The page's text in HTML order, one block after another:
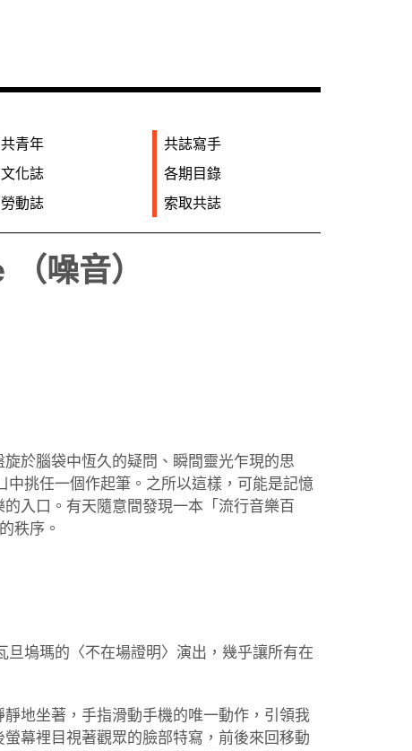
共青年
文化誌
勞動誌
共誌寫手
各期目錄
索取共誌
噪音）
於腦袋中恆久的疑問、瞬間靈光乍現的思
挑任一個作起筆。之所以這樣，可能是記憶
入口。有天隨意間發現一本「流行音樂百
秩序。
塢瑪的〈不在場證明〉演出，幾乎讓所有在
地坐著，手指滑動手機的唯一動作，引領我
幕裡目視著觀眾的臉部特寫，前後來回移動